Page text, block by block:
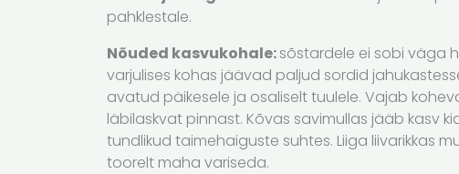
pahklestale.
Nõuded kasvukohale:sõstardele ei sobi väga
varjulises kohas jäävad paljud sordid
avatud päikesele ja osaliselt tuulele. Vajab
läbilaskvat pinnast. Kõvas savimullas jääb kasv
tundlikud taimehaiguste suhtes. Liiga liivarikkas
toorelt maha variseda.